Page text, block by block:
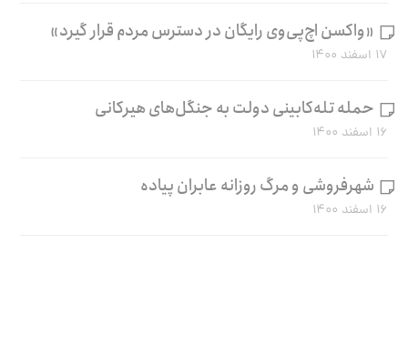
«واکسن اچ‌پی‌وی رایگان در دسترس مردم قرار گیرد»
۱۷ اسفند ۱۴۰۰
حمله تله‌کابینی دولت به جنگل‌های هیرکانی
۱۶ اسفند ۱۴۰۰
شهرفروشی و مرگ روزانه عابران پیاده
۱۶ اسفند ۱۴۰۰